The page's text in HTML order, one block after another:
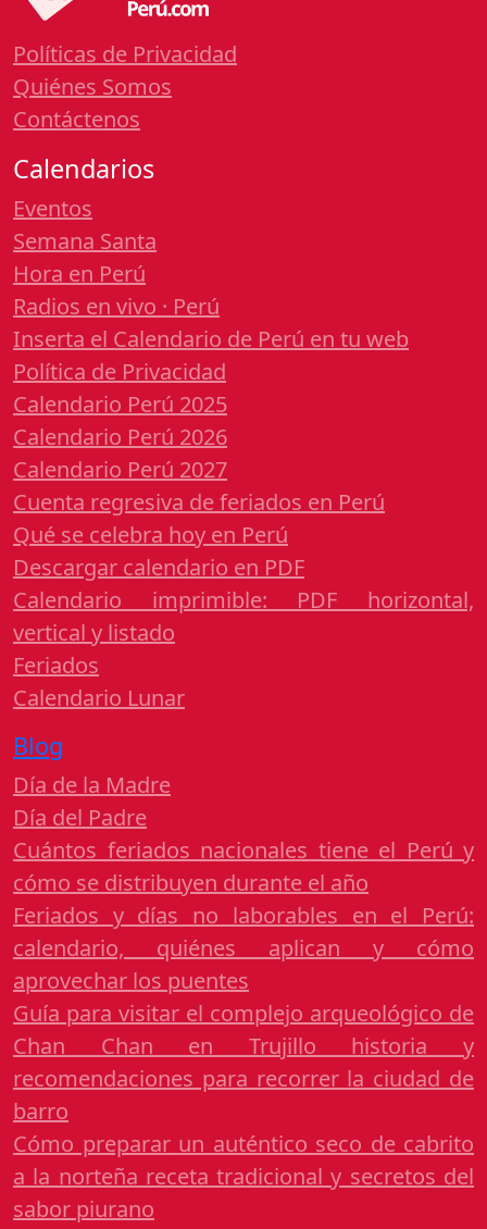
Políticas de Privacidad
Quiénes Somos
Contáctenos
Calendarios
Eventos
Semana Santa
Hora en Perú
Radios en vivo · Perú
Inserta el Calendario de Perú en tu web
Política de Privacidad
Calendario Perú 2025
Calendario Perú 2026
Calendario Perú 2027
Cuenta regresiva de feriados en Perú
Qué se celebra hoy en Perú
Descargar calendario en PDF
Calendario imprimible: PDF horizontal,
vertical y listado
Feriados
Calendario Lunar
Blog
Día de la Madre
Día del Padre
Cuántos feriados nacionales tiene el Perú y
cómo se distribuyen durante el año
Feriados y días no laborables en el Perú:
calendario, quiénes aplican y cómo
aprovechar los puentes
Guía para visitar el complejo arqueológico de
Chan Chan en Trujillo historia y
recomendaciones para recorrer la ciudad de
barro
Cómo preparar un auténtico seco de cabrito
a la norteña receta tradicional y secretos del
sabor piurano